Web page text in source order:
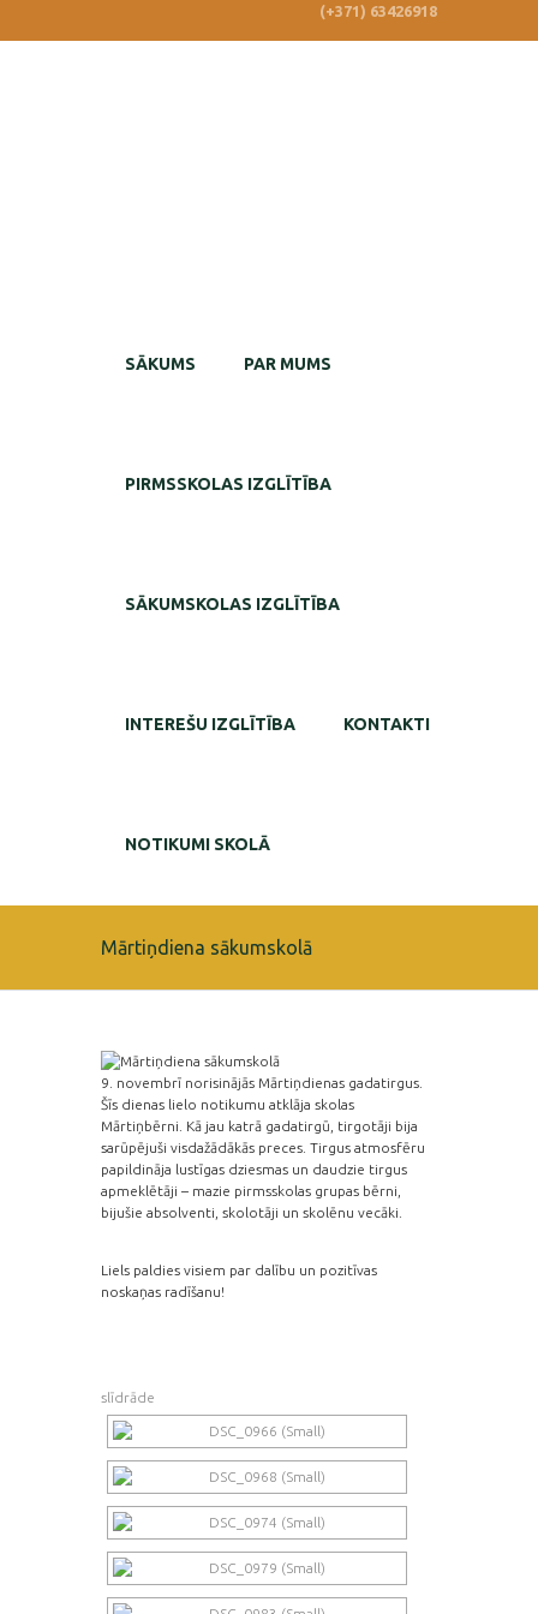
(+371) 63426918
SĀKUMS PAR MUMS
PIRMSSKOLAS IZGLĪTĪBA
SĀKUMSKOLAS IZGLĪTĪBA
INTEREŠU IZGLĪTĪBA KONTAKTI
NOTIKUMI SKOLĀ
Mārtiņdiena sākumskolā
9. novembrī norisinājās Mārtiņdienas gadatirgus.
Šīs dienas lielo notikumu atklāja skolas
Mārtiņbērni. Kā jau katrā gadatirgū, tirgotāji bija
sarūpējuši visdažādākās preces. Tirgus atmosfēru
papildināja lustīgas dziesmas un daudzie tirgus
apmeklētāji – mazie pirmsskolas grupas bērni,
bijušie absolventi, skolotāji un skolēnu vecāki.
Liels paldies visiem par dalību un pozitīvas
noskaņas radīšanu!
slīdrāde